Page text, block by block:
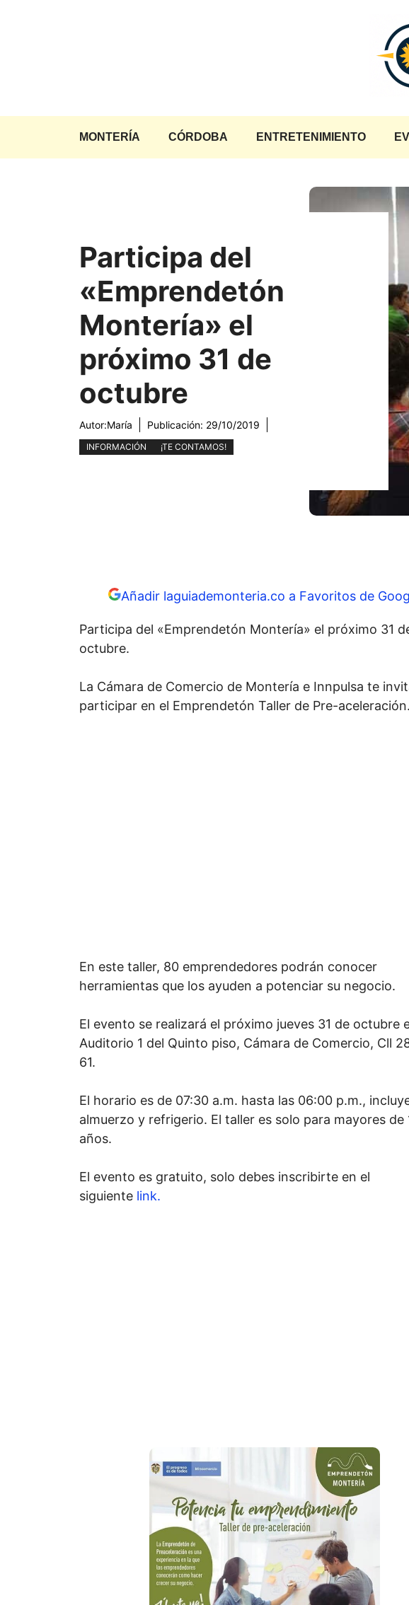
MONTERÍA CÓRDOBA ENTRETENIMIENTO
Participa del
«Emprendetón
Montería» el
próximo 31 de
octubre
Autor:María Publicación: 29/10/2019
INFORMACIÓN ¡TE CONTAMOS!
Añadir laguiademonteria.co a Favoritos de
Participa del «Emprendetón Montería» el próximo 31
octubre.
La Cámara de Comercio de Montería e Innpulsa te
participar en el Emprendetón Taller de Pre-aceleración.
En este taller, 80 emprendedores podrán conocer
herramientas que los ayuden a potenciar su negocio.
El evento se realizará el próximo jueves 31 de octubre
Auditorio 1 del Quinto piso, Cámara de Comercio, Cll
61.
El horario es de 07:30 a.m. hasta las 06:00 p.m.,
almuerzo y refrigerio. El taller es solo para mayores de
años.
El evento es gratuito, solo debes inscribirte en el
siguiente link.